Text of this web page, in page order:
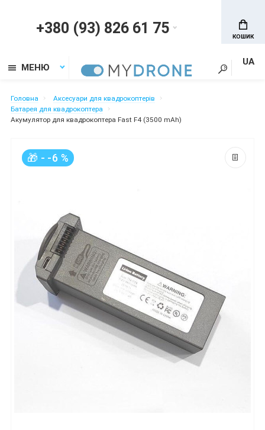
+380 (93) 826 61 75 КОШИК
МЕНЮ
UA
Головна
Аксесуари для квадрокоптерів
Батарея для квадрокоптера
Акумулятор для квадрокоптера Fast F4 (3500 mAh)
🎁 - -6 %